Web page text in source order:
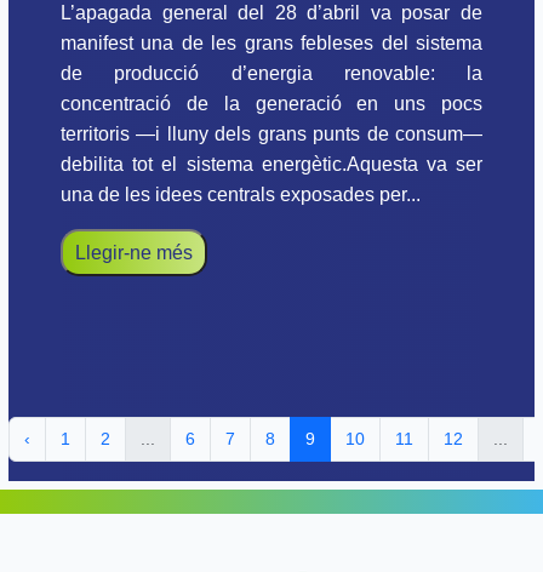
L’apagada general del 28 d’abril va posar de
manifest una de les grans febleses del sistema
de producció d’energia renovable: la
concentració de la generació en uns pocs
territoris —i lluny dels grans punts de consum—
debilita tot el sistema energètic.Aquesta va ser
una de les idees centrals exposades per...
Llegir-ne més
‹ 1 2 6 7 8 9 10 11 12